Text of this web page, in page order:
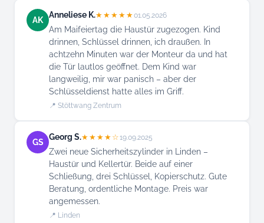
AK
Anneliese K.★★★★★01.05.2026
Am Maifeiertag die Haustür zugezogen. Kind
drinnen, Schlüssel drinnen, ich draußen. In
achtzehn Minuten war der Monteur da und hat
die Tür lautlos geöffnet. Dem Kind war
langweilig, mir war panisch – aber der
Schlüsseldienst hatte alles im Griff.
📍 Stöttwang Zentrum
GS
Georg S.★★★★☆19.09.2025
Zwei neue Sicherheitszylinder in Linden –
Haustür und Kellertür. Beide auf einer
Schließung, drei Schlüssel, Kopierschutz. Gute
Beratung, ordentliche Montage. Preis war
angemessen.
📍 Linden